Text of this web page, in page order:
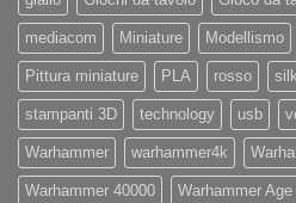
mediacom Miniature Modellismo
Pittura miniature PLA rosso silk
stampanti 3D technology usb
Warhammer warhammer4k
Warhammer 40000 Warhammer